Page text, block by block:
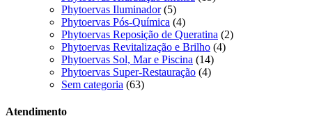
Phytoervas Iluminador(5)
Phytoervas Pós-Química (4)
Phytoervas Reposição de Queratina (2)
Phytoervas Revitalização e Brilho (4)
Phytoervas Sol, Mar e Piscina (14)
Phytoervas Super-Restauração (4)
Sem categoria (63)
Atendimento